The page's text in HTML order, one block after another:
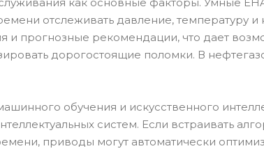
отслеживать давление, температуру
и прогнозные рекомендации, что дает
дорогостоящие поломки. В
обучения и искусственного
систем. Если встраивать
приводы могут автоматически